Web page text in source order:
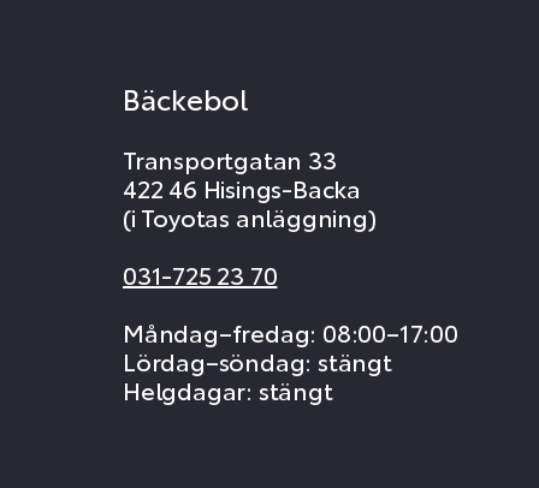
Bäckebol
Transportgatan 33
422 46 Hisings-Backa
(i Toyotas anläggning)
031-725 23 70
Måndag–fredag: 08:00–17:00
Lördag–söndag: stängt
Helgdagar: stängt